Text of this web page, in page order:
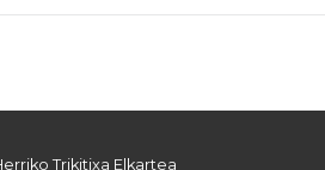
Trikitixa Elkartea